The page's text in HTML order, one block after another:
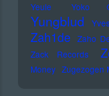
Yeule
Yoko
Yungblud
Zah1de Zaho
Zack Records
Money Zugezogen